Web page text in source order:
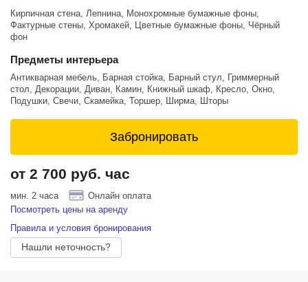
Комфорт
Кондиционирование, тишина, продуманная организация
пространства — подходит для индивидуальных съёмок и работы с
Выразительные портреты и деловые портреты.
Интервью, подкасты, экспертный контент.
Модные съёмки для брендов.
Атмосферные истории и видеоконтент.
Почему выбирают «Шелби»?
профессиональное световое оборудование, гибкость
визуальный стиль.
Кирпичная стена, Лепнина, Монохромные бумажные фоны,
Фактурные стены, Хромакей, Цветные бумажные фоны, Чёрный
фон
Предметы интерьера
Антикварная мебель, Барная стойка, Барный стул, Гриммерный
стол, Декорации, Диван, Камин, Книжный шкаф, Кресло, Окно,
Подушки, Свечи, Скамейка, Торшер, Ширма, Шторы
Забронировать
от 2 700 руб. час
мин. 2 часа
Онлайн оплата
Посмотреть цены на аренду
Правила и условия бронирования
Нашли неточность?